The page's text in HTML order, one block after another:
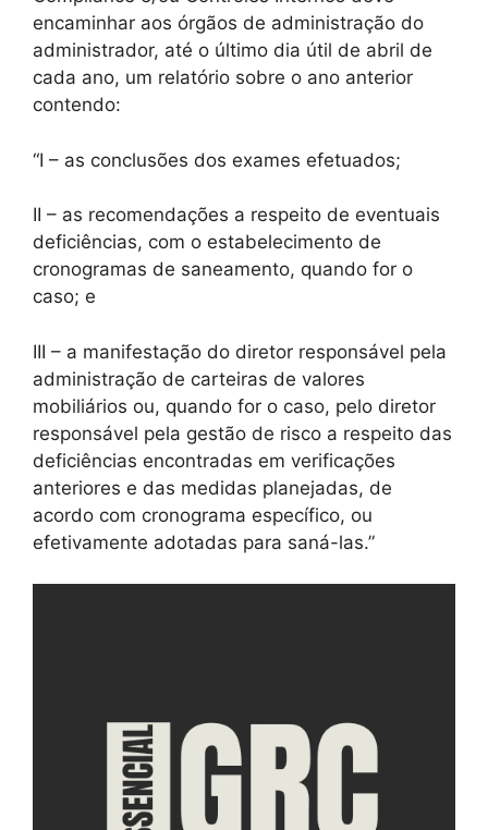
encaminhar aos órgãos de administração do
administrador, até o último dia útil de abril de
cada ano, um relatório sobre o ano anterior
contendo:
“I – as conclusões dos exames efetuados;
II – as recomendações a respeito de eventuais
deficiências, com o estabelecimento de
cronogramas de saneamento, quando for o
caso; e
III – a manifestação do diretor responsável pela
administração de carteiras de valores
mobiliários ou, quando for o caso, pelo diretor
responsável pela gestão de risco a respeito das
deficiências encontradas em verificações
anteriores e das medidas planejadas, de
acordo com cronograma específico, ou
efetivamente adotadas para saná-las.”